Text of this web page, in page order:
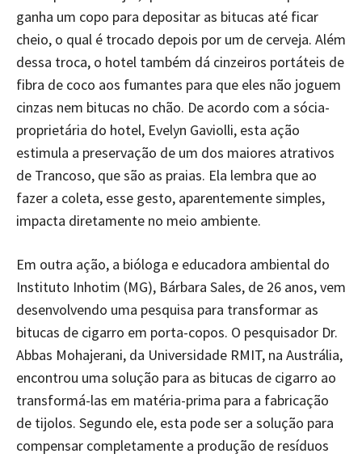
ganha um copo para depositar as bitucas até ficar
cheio, o qual é trocado depois por um de cerveja. Além
dessa troca, o hotel também dá cinzeiros portáteis de
fibra de coco aos fumantes para que eles não joguem
cinzas nem bitucas no chão. De acordo com a sócia-
proprietária do hotel, Evelyn Gaviolli, esta ação
estimula a preservação de um dos maiores atrativos
de Trancoso, que são as praias. Ela lembra que ao
fazer a coleta, esse gesto, aparentemente simples,
impacta diretamente no meio ambiente.
Em outra ação, a bióloga e educadora ambiental do
Instituto Inhotim (MG), Bárbara Sales, de 26 anos, vem
desenvolvendo uma pesquisa para transformar as
bitucas de cigarro em porta-copos. O pesquisador Dr.
Abbas Mohajerani, da Universidade RMIT, na Austrália,
encontrou uma solução para as bitucas de cigarro ao
transformá-las em matéria-prima para a fabricação
de tijolos. Segundo ele, esta pode ser a solução para
compensar completamente a produção de resíduos